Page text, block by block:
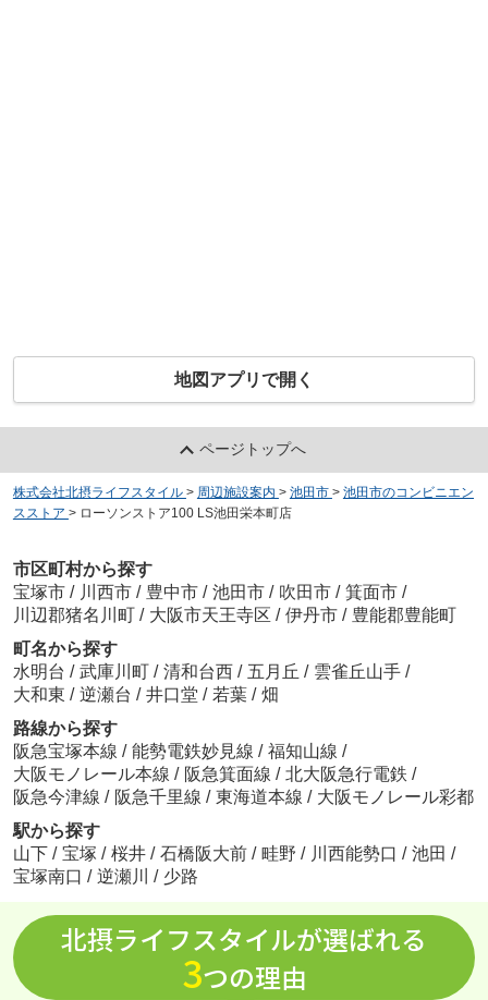
地図アプリで開く
ページトップへ
株式会社北摂ライフスタイル > 周辺施設案内 > 池田市 > 池田市のコンビニエン
スストア > ローソンストア100 LS池田栄本町店
市区町村から探す
宝塚市 / 川西市 / 豊中市 / 池田市 / 吹田市 / 箕面市 /
川辺郡猪名川町 / 大阪市天王寺区 / 伊丹市 / 豊能郡豊能町
町名から探す
水明台 / 武庫川町 / 清和台西 / 五月丘 / 雲雀丘山手 /
大和東 / 逆瀬台 / 井口堂 / 若葉 / 畑
路線から探す
阪急宝塚本線 / 能勢電鉄妙見線 / 福知山線 /
大阪モノレール本線 / 阪急箕面線 / 北大阪急行電鉄 /
阪急今津線 / 阪急千里線 / 東海道本線 / 大阪モノレール彩都
駅から探す
山下 / 宝塚 / 桜井 / 石橋阪大前 / 畦野 / 川西能勢口 / 池田 /
宝塚南口 / 逆瀬川 / 少路
北摂ライフスタイルが選ばれる
3つの理由